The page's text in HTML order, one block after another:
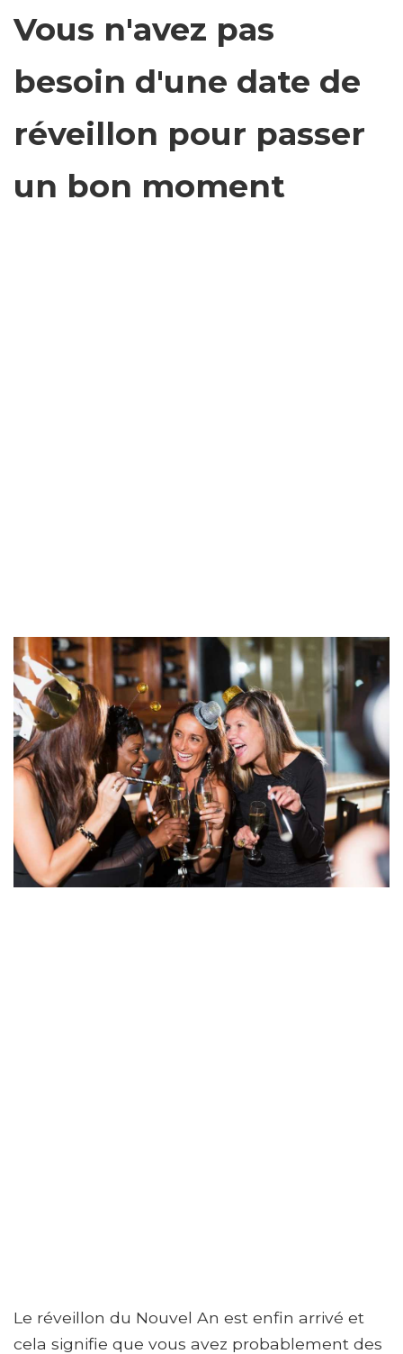
Vous n'avez pas
besoin d'une date de
réveillon pour passer
un bon moment
Le réveillon du Nouvel An est enfin arrivé et
cela signifie que vous avez probablement des